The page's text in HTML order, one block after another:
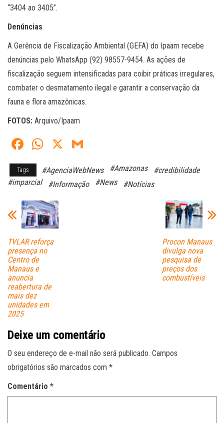
“3404 ao 3405”.
Denúncias
A Gerência de Fiscalização Ambiental (GEFA) do Ipaam recebe
denúncias pelo WhatsApp (92) 98557-9454. As ações de
fiscalização seguem intensificadas para coibir práticas irregulares,
combater o desmatamento ilegal e garantir a conservação da
fauna e flora amazônicas.
FOTOS: Arquivo/Ipaam
Fa
ce
bo
W
ts
A
pp
X
ail
Tags #AgenciaWebNews #Amazonas
#credibilidade
#imparcial
#Informação #News #Notícias
TVLAR reforça
presença no
Centro de
Manaus e
anuncia
reabertura de
mais dez
unidades em
2025
Procon Manaus
divulga nova
pesquisa de
preços dos
combustíveis
Deixe um comentário
O seu endereço de e-mail não será publicado. Campos
obrigatórios são marcados com *
Comentário *